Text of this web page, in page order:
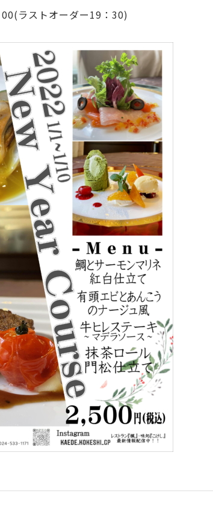
ラストオーダー19：30)